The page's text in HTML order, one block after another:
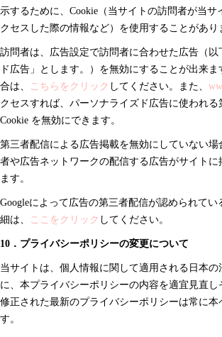
示するために、Cookie（当サイトの訪問者が当サ
クセスした際の情報など）を使用することがあり
訪問者は、広告設定で訪問者に合わせた広告（
ド広告」とします。）を無効にすることが出来
合は、
こちらをクリック してください。また、
クセスすれば、パーソナライズド広告に使われ
Cookie を無効にできます。
第三者配信による広告掲載を無効にしていない
者や広告ネットワークの配信する広告がサイトに
ます。
Googleによって広告の第三者配信が認められて
細は、
ここをクリック してください。
10．プライバシーポリシーの変更について
当サイトは、個人情報に関して適用される日本の
に、本プライバシーポリシーの内容を適宜見直し
修正された最新のプライバシーポリシーは常に本
す。